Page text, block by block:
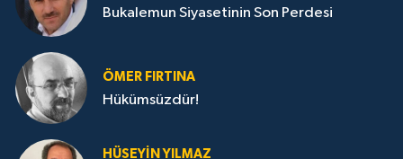
Bukalemun Siyasetinin Son Perdesi
ÖMER FIRTINA
Hükümsüzdür!
HÜSEYIN YILMAZ